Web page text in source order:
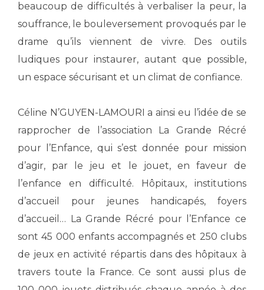
Lieu de santé sans tabac
beaucoup de difficultés à verbaliser la peur, la
souffrance, le bouleversement provoqués par le
drame qu’ils viennent de vivre. Des outils
ludiques pour instaurer, autant que possible,
un espace sécurisant et un climat de confiance.
Céline N’GUYEN-LAMOURI a ainsi eu l’idée de se
rapprocher de l’association La Grande Récré
pour l’Enfance, qui s’est donnée pour mission
d’agir, par le jeu et le jouet, en faveur de
l’enfance en difficulté. Hôpitaux, institutions
d’accueil pour jeunes handicapés, foyers
d’accueil… La Grande Récré pour l’Enfance ce
sont 45 000 enfants accompagnés et 250 clubs
de jeux en activité répartis dans des hôpitaux à
travers toute la France. Ce sont aussi plus de